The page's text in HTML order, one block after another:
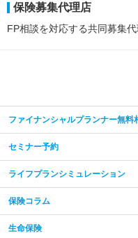
保険募集代理店
FP相談を対応する共同募集
ファイナンシャルプランナー無料
セミナー予約
ライフプランシミュレーション
保険コラム
生命保険